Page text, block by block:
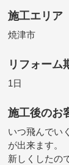
施工エリア
焼津市
リフォーム
1日
施工後のお
いつ飛んでい
が出来ます。
新しくしたの